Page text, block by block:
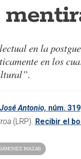
en la
en los
Antonio, núm. 319
(LRP). Recibir el
SÁNCHEZ MAZAS